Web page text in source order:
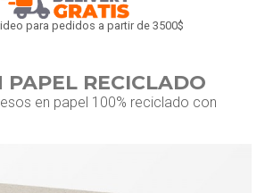
para pedidos a partir de 3500$
PAPEL RECICLADO
en papel 100% reciclado con